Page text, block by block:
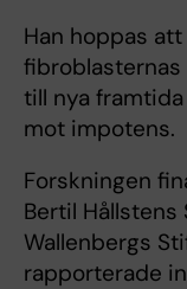
Han hoppas
fibroblasternas
till nya
mot impotens.
Forskningen
Bertil
Wallenbergs
rapporterade